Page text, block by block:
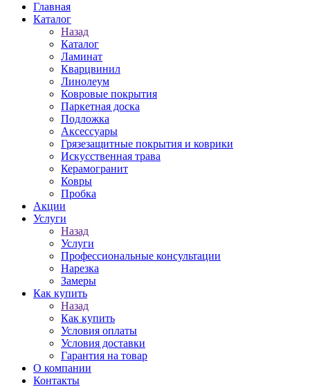
Главная
Каталог
Назад
Каталог
Ламинат
Кварцвинил
Линолеум
Ковровые покрытия
Паркетная доска
Подложка
Аксессуары
Грязезащитные покрытия и коврики
Искусственная трава
Керамогранит
Ковры
Пробка
Акции
Услуги
Назад
Услуги
Профессиональные консультации
Нарезка
Замеры
Как купить
Назад
Как купить
Условия оплаты
Условия доставки
Гарантия на товар
О компании
Контакты